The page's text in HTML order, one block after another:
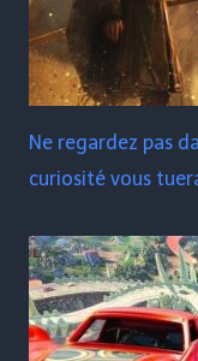
Ne regardez pas
curiosité vous